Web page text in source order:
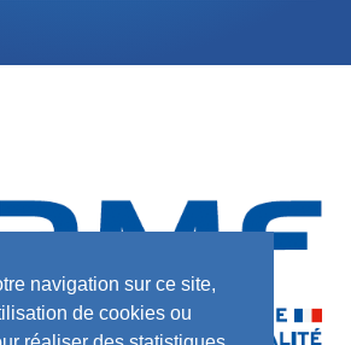
navigation sur ce site,
de cookies ou